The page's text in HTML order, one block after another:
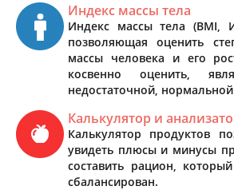
Индекс массы тела
Индекс массы тела (BMI,
позволяющая оценить
массы человека и его
косвенно оценить,
недостаточной,
Калькулятор и
Калькулятор продуктов
увидеть плюсы и минусы
составить рацион,
сбалансирован.